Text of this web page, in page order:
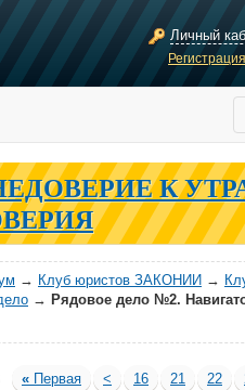
Личный
К
→ Клуб юристов ЗАКОНИИ →
→ Рядовое дело №2.
« Первая < 16 21 22